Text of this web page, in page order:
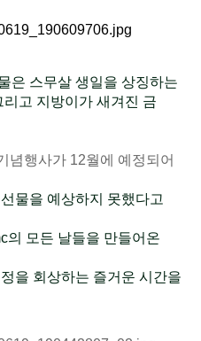
은 스무살 생일을 상징하는
고 지방이가 새겨진 금
념행사가 12월에 예정되어
물을 예상하지 못했다고
의 모든 날들을 만들어온
을 회상하는 즐거운 시간을